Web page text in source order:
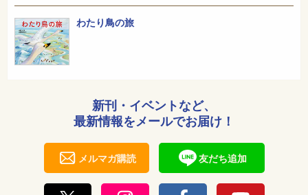
わたり鳥の旅
新刊・イベントなど、
最新情報をメールでお届け！
メルマガ購読 友だち追加